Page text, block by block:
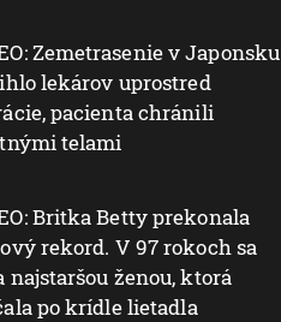
Zemetrasenie v Japonsku
lekárov uprostred
pacienta chránili
telami
Britka Betty prekonala
rekord. V 97 rokoch sa
najstaršou ženou, ktorá
po krídle lietadla